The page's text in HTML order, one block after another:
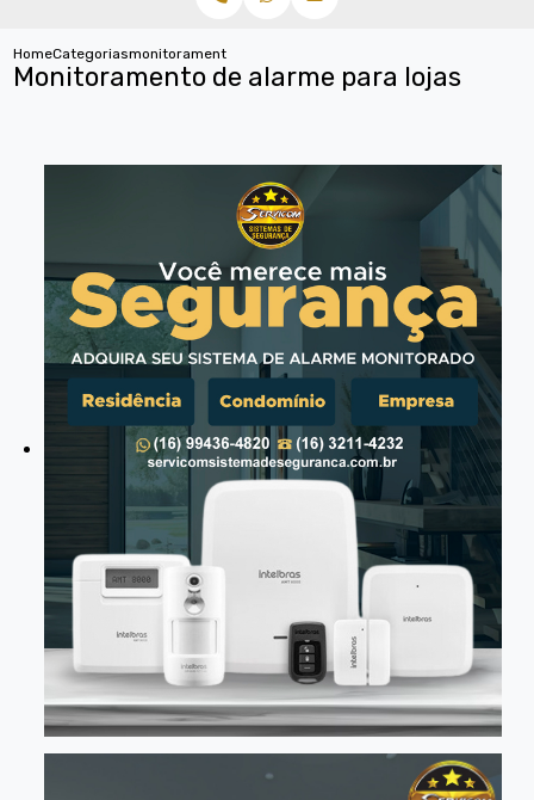
HomeCategoriasmonitoramento alarme lojas
Monitoramento de alarme para lojas